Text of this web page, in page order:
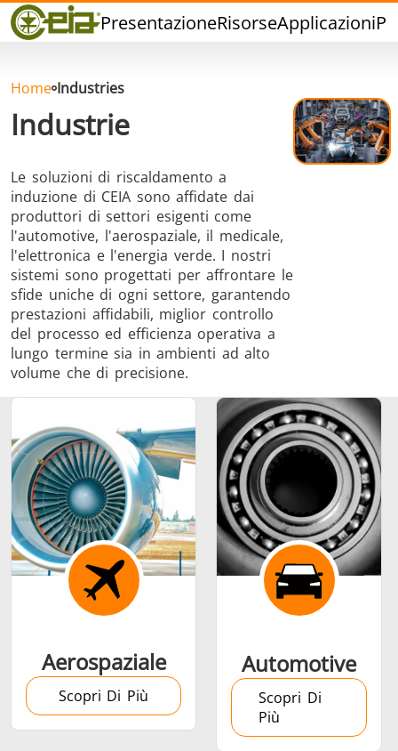
PresentazioneRisorseApplicazioni
Qualità
Eventi
FAQ
Brasatura ad
Induzione
Saldatura a
stagno
Brasatura
Alluminio
Cap Sealing
caldo
Calettamento a
caldo
Generatore &
Controllore
Generatori ad
Induzione
Home Industries
Industrie
Le soluzioni di riscaldamento a
induzione di CEIA sono affidate dai
produttori di settori esigenti come
l'automotive, l'aerospaziale, il medicale,
l'elettronica e l'energia verde. I nostri
sistemi sono progettati per affrontare le
sfide uniche di ogni settore, garantendo
prestazioni affidabili, miglior controllo
del processo ed efficienza operativa a
lungo termine sia in ambienti ad alto
volume che di precisione.
Aerospaziale
Scopri Di Più
Automotive
Scopri Di
Più